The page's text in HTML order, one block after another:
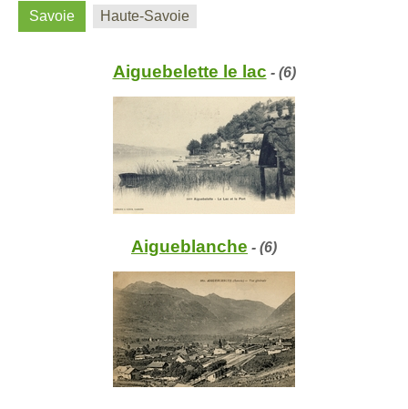
Savoie Haute-Savoie
Aiguebelette le lac - (6)
Aigueblanche - (6)